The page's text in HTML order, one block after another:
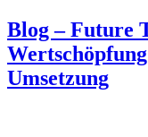
Blog – Future
Umsetzung